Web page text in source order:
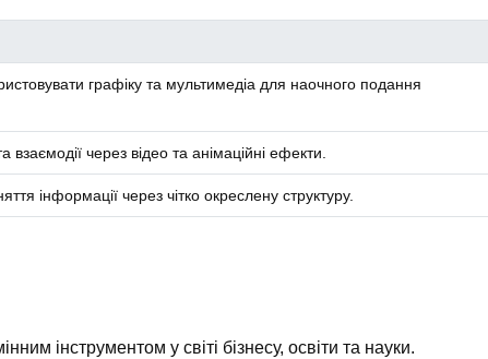
графіку та мультимедіа для наочного подання
взаємодії через відео та анімаційні ефекти.
інформації через чітко окреслену структуру.
інструментом у світі бізнесу, освіти та науки.